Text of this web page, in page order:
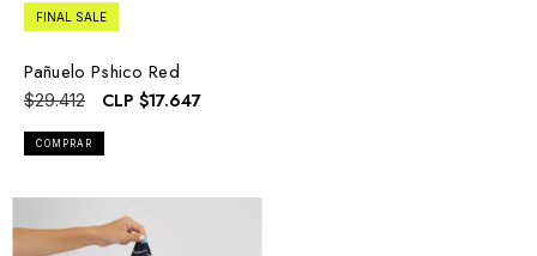
FINAL SALE
Pañuelo Pshico Red
$29.412 CLP $17.647
COMPRAR